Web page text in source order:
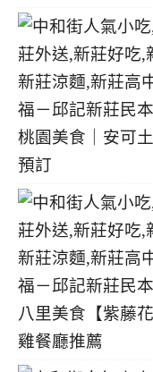
桃園美食｜安可
預訂
八里美食【紫藤
雞餐廳推薦